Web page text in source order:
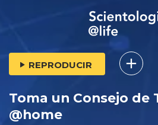
REPRODUCIR
Toma un Consejo de
@home